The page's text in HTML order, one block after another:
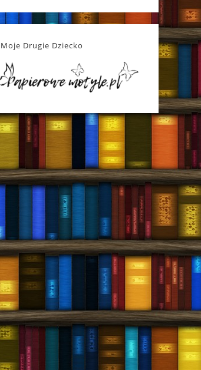
Moje Drugie Dziecko